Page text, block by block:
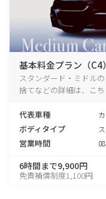
基本料金プラン（C4）
スタンダード・ミドル
捨てなどの詳細は、こ
代表車種
ボディタイプ
営業時間
6時間まで9,900円
免責補償制度1,100円